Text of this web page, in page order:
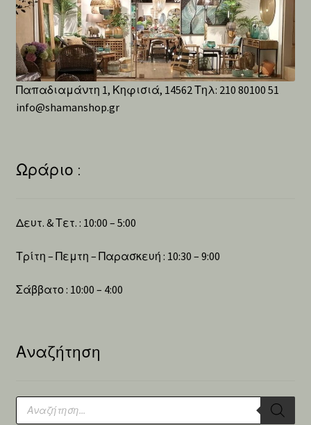
Παπαδιαμάντη 1, Κηφισιά, 14562 Τηλ: 210 80100 51
info@shamanshop.gr
Ωράριο :
Δευτ. & Τετ. : 10:00 – 5:00
Τρίτη – Πεμτη – Παρασκευή : 10:30 – 9:00
Σάββατο : 10:00 – 4:00
Αναζήτηση
Products
search